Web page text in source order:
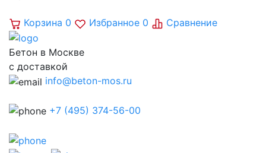
Корзина 0 Избранное 0 Сравнение
Бетон в Москве
с доставкой
info@beton-mos.ru
+7 (495) 374-56-00